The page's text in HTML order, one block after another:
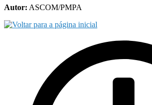
Autor: ASCOM/PMPA